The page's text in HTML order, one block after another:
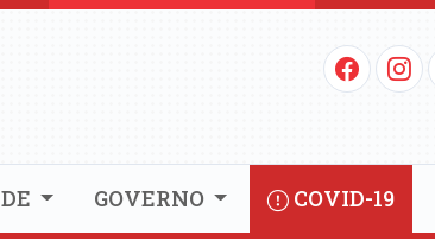
GOVERNO COVID-19